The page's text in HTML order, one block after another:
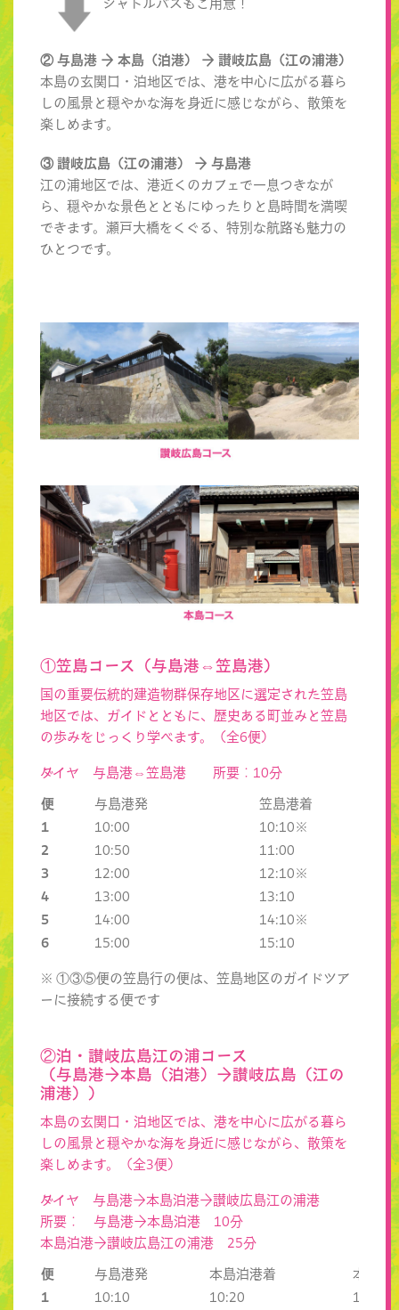
シャトルバスもご用意！
② 与島港 → 本島（泊港） → 讃岐広島（江の浦港）
本島の玄関口・泊地区では、港を中心に広がる暮ら
しの風景と穏やかな海を身近に感じながら、散策を
楽しめます。
③ 讃岐広島（江の浦港） → 与島港
江の浦地区では、港近くのカフェで一息つきなが
ら、穏やかな景色とともにゆったりと島時間を満喫
できます。瀬戸大橋をくぐる、特別な航路も魅力の
ひとつです。
①笠島コース（与島港⇔笠島港）
国の重要伝統的建造物群保存地区に選定された笠島
地区では、ガイドとともに、歴史ある町並みと笠島
の歩みをじっくり学べます。（全6便）
ダイヤ 与島港⇔笠島港 所要：10分
便 与島港発
笠島港着
1
10:00
10:10※
2
10:50
11:00
3
12:00
12:10※
4
13:00
13:10
5
14:00
14:10※
6
15:00 15:10
※ ①③⑤便の笠島行の便は、笠島地区のガイドツア
ーに接続する便です
②泊・讃岐広島江の浦コース
（与島港→本島（泊港）→讃岐広島（江の
浦港））
本島の玄関口・泊地区では、港を中心に広がる暮ら
しの風景と穏やかな海を身近に感じながら、散策を
楽しめます。（全3便）
ダイヤ 与島港→本島泊港→讃岐広島江の浦港
所要： 与島港→本島泊港 10分
本島泊港→讃岐広島江の浦港 25分
便 与島港発 本島泊港着
本島泊
1
10:10 10:20
10:35